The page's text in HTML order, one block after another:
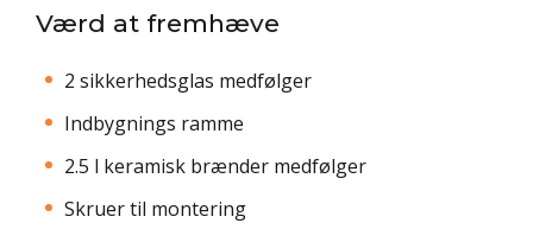
Værd at fremhæve
2 sikkerhedsglas medfølger
Indbygnings ramme
2.5 l keramisk brænder medfølger
Skruer til montering